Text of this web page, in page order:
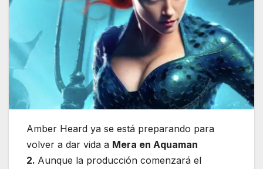
Amber Heard ya se está preparando para
volver a dar vida a Mera en Aquaman
2. Aunque la producción comenzará el